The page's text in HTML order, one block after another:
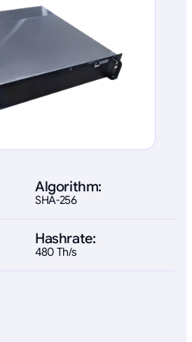
Algorithm:
SHA-256
Hashrate:
480 Th/s